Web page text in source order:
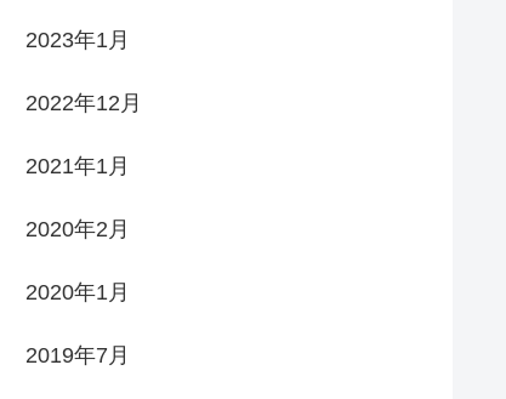
2023年1月
2022年12月
2021年1月
2020年2月
2020年1月
2019年7月